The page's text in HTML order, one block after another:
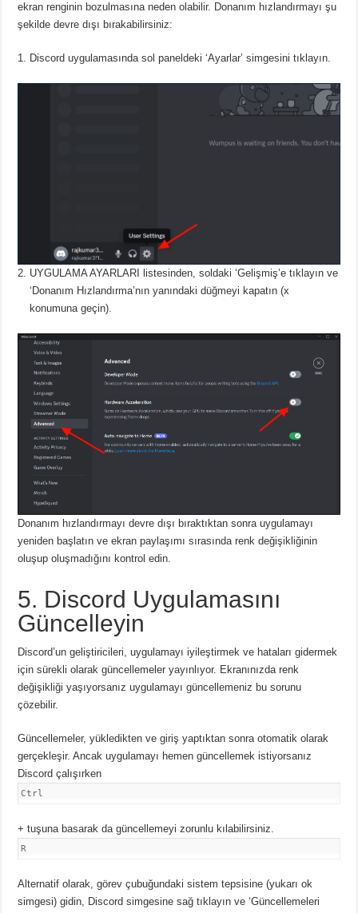
ekran renginin bozulmasına neden olabilir. Donanım hızlandırmayı şu
şekilde devre dışı bırakabilirsiniz:
Discord uygulamasında sol paneldeki ‘Ayarlar’ simgesini tıklayın.
UYGULAMA AYARLARI listesinden, soldaki ‘Gelişmiş’e tıklayın ve
‘Donanım Hızlandırma’nın yanındaki düğmeyi kapatın (x
konumuna geçin).
Donanım hızlandırmayı devre dışı bıraktıktan sonra uygulamayı
yeniden başlatın ve ekran paylaşımı sırasında renk değişikliğinin
oluşup oluşmadığını kontrol edin.
5. Discord Uygulamasını
Güncelleyin
Discord’un geliştiricileri, uygulamayı iyileştirmek ve hataları gidermek
için sürekli olarak güncellemeler yayınlıyor. Ekranınızda renk
değişikliği yaşıyorsanız uygulamayı güncellemeniz bu sorunu
çözebilir.
Güncellemeler, yükledikten ve giriş yaptıktan sonra otomatik olarak
gerçekleşir. Ancak uygulamayı hemen güncellemek istiyorsanız
Discord çalışırken
Ctrl
+ tuşuna basarak da güncellemeyi zorunlu kılabilirsiniz.
R
Alternatif olarak, görev çubuğundaki sistem tepsisine (yukarı ok
simgesi) gidin, Discord simgesine sağ tıklayın ve ‘Güncellemeleri